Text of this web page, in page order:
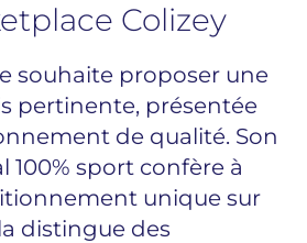
Colizey
souhaite proposer une
pertinente, présentée
de qualité. Son
100% sport confère à
unique sur
distingue des